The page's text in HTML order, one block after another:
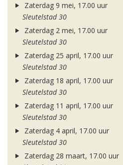
Zaterdag 9 mei, 17.00 uur
Sleutelstad 30
Zaterdag 2 mei, 17.00 uur
Sleutelstad 30
Zaterdag 25 april, 17.00 uur
Sleutelstad 30
Zaterdag 18 april, 17.00 uur
Sleutelstad 30
Zaterdag 11 april, 17.00 uur
Sleutelstad 30
Zaterdag 4 april, 17.00 uur
Sleutelstad 30
Zaterdag 28 maart, 17.00 uur